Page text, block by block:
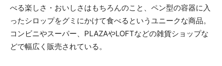
べる楽しさ・おいしさはもちろんのこと、ペン型の容器に入
ったシロップをグミにかけて食べるというユニークな商品。
コンビニやスーパー、PLAZAやLOFTなどの雑貨ショップな
どで幅広く販売されている。